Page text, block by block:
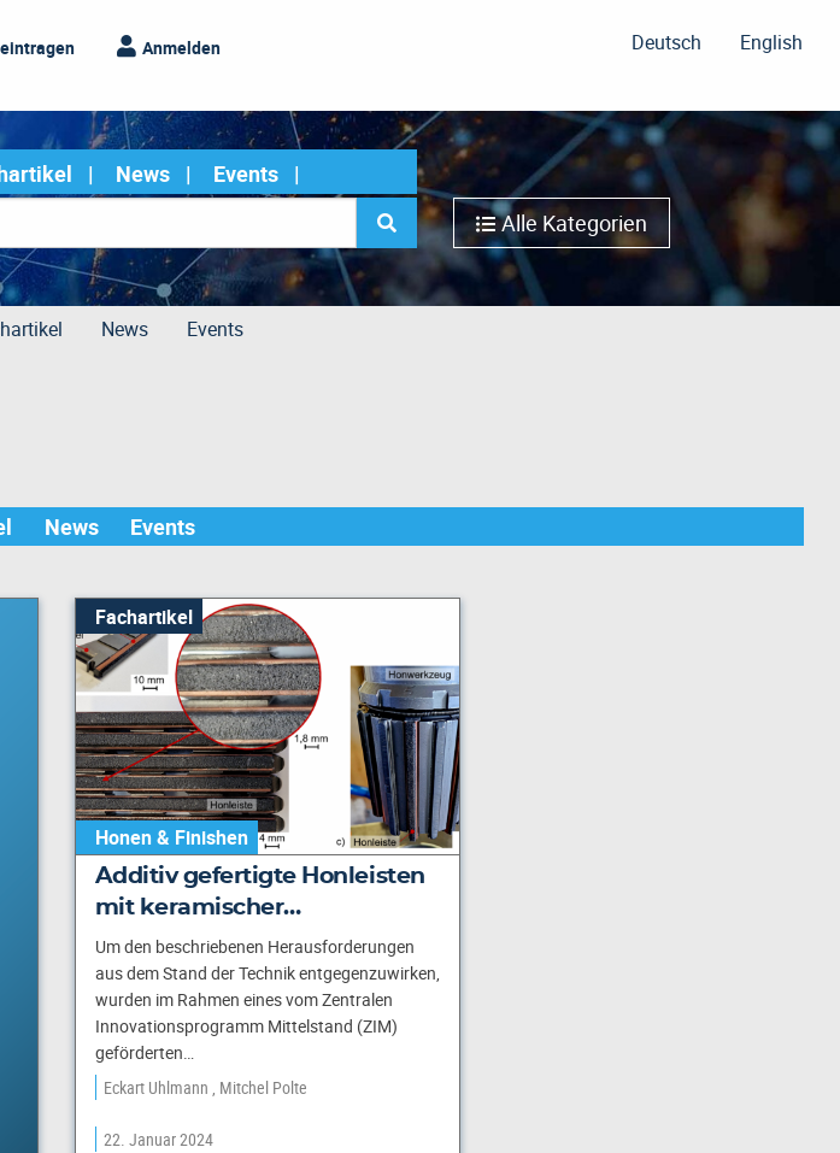
Anmelden Deutsch English
News
Events
Alle Kategorien
News Events
News Events
Fachartikel
Honen & Finishen
Additiv gefertigte Honleisten
mit keramischer…
Um den beschriebenen Herausforderungen
aus dem Stand der Technik entgegenzuwirken,
wurden im Rahmen eines vom Zentralen
Innovationsprogramm Mittelstand (ZIM)
geförderten…
Eckart Uhlmann Mitchel Polte
22. Januar 2024